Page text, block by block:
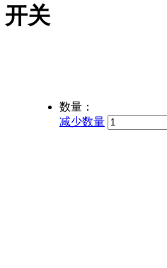
开关
数量：
减少数量